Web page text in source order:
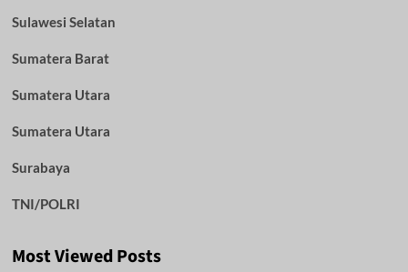
Sulawesi Selatan
Sumatera Barat
Sumatera Utara
Sumatera Utara
Surabaya
TNI/POLRI
Most Viewed Posts